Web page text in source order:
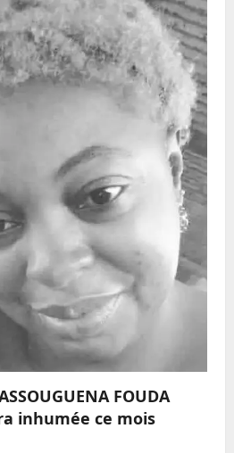
FOUDA
inhumée ce mois